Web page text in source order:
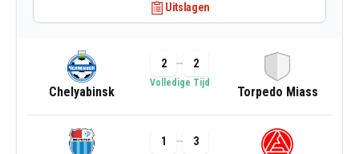
Uitslagen
Chelyabinsk
2 2
Volledige Tijd
Torpedo Miass
1 3